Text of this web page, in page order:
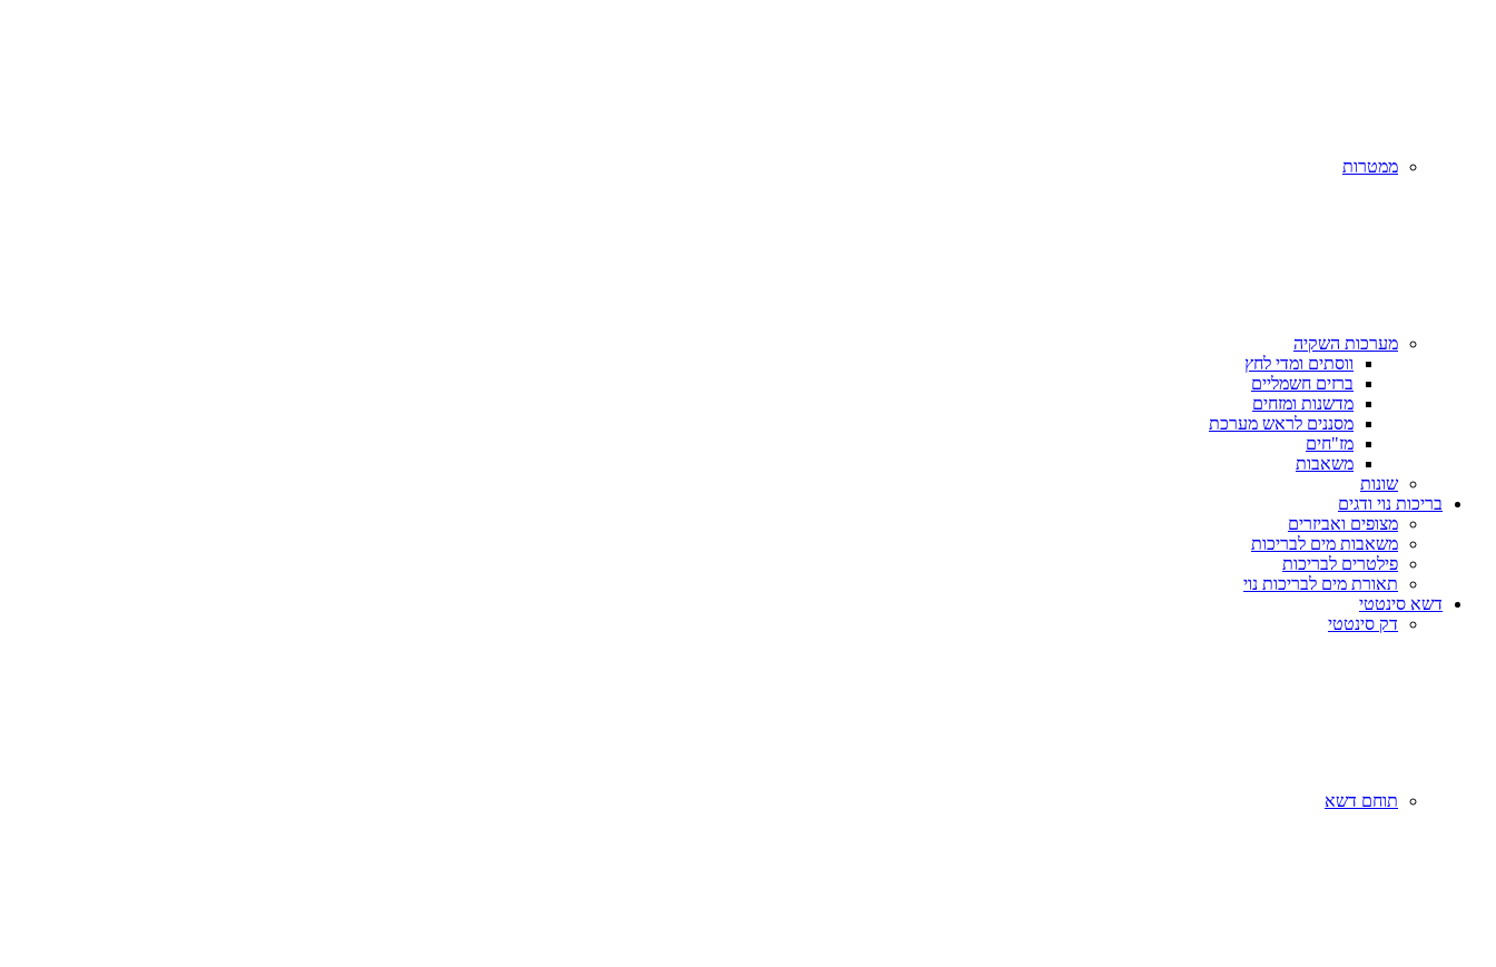
ממטרות
מערכות השקיה
ווסתים ומדי לחץ
ברזים חשמליים
מדשנות ומזחים
מסננים לראש מערכת
מז"חים
משאבות
שונות
בריכות נוי ודגים
מצופים ואביזרים
משאבות מים לבריכות
פילטרים לבריכות
תאורת מים לבריכות נוי
דשא סינטטי
דק סינטטי
תוחם דשא